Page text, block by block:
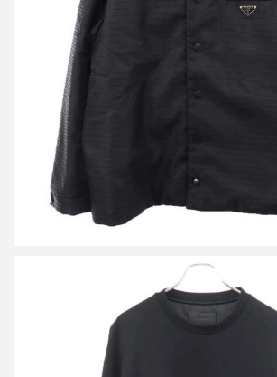
プラダ RE-NYLON ロゴプレート パテッド
買取金額90,000円